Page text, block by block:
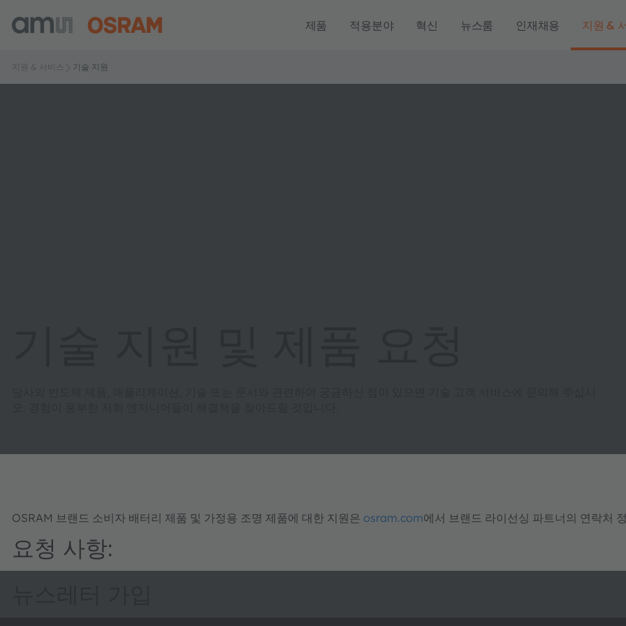
제품 적용분야 혁신 뉴스룸 인재채용 지원 &
지원 & 서비스 기술 지원
OSRAM 브랜드 소비자 배터리 제품 및 가정용 조명 제품에 대한 지원은 osram.com에서 브랜드 라이선싱 파트너의 연락처
요청 사항: